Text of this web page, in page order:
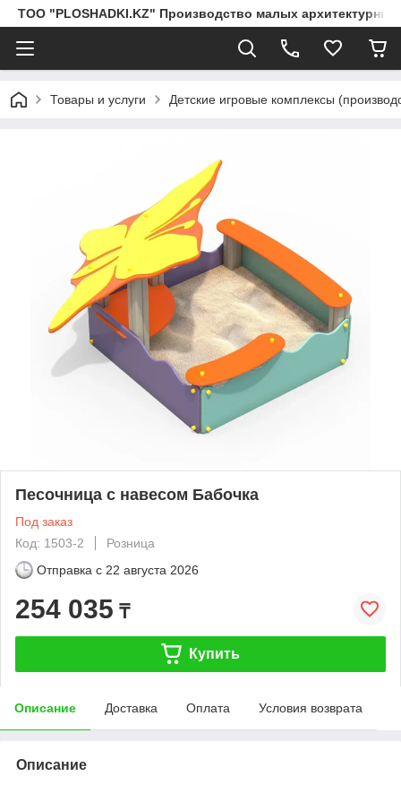
ТОО "PLOSHADKI.KZ" Производство малых
Товары и услуги Детские игровые комплексы
Песочница с навесом Бабочка
Под заказ
Код: 1503-2
Розница
Отправка с 22 августа 2026
254 035 ₸
Купить
Описание Доставка Оплата Условия возврата
Описание